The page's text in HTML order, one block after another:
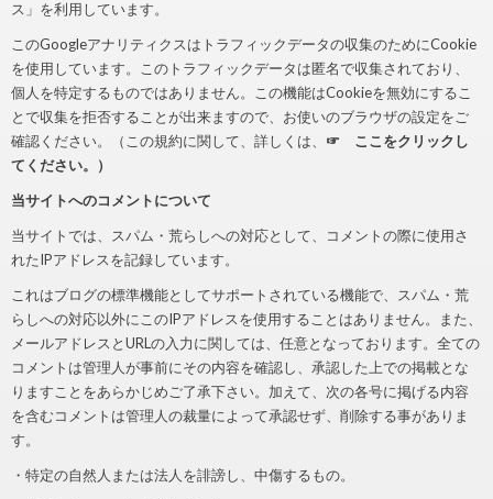
ス」を利用しています。
このGoogleアナリティクスはトラフィックデータの収集のためにCookie
を使用しています。このトラフィックデータは匿名で収集されており、
個人を特定するものではありません。この機能はCookieを無効にするこ
とで収集を拒否することが出来ますので、お使いのブラウザの設定をご
確認ください。（この規約に関して、詳しくは、 ☞ ここをクリックし
てください。）
当サイトへのコメントについて
当サイトでは、スパム・荒らしへの対応として、コメントの際に使用さ
れたIPアドレスを記録しています。
これはブログの標準機能としてサポートされている機能で、スパム・荒
らしへの対応以外にこのIPアドレスを使用することはありません。また、
メールアドレスとURLの入力に関しては、任意となっております。全ての
コメントは管理人が事前にその内容を確認し、承認した上での掲載とな
りますことをあらかじめご了承下さい。加えて、次の各号に掲げる内容
を含むコメントは管理人の裁量によって承認せず、削除する事がありま
す。
・特定の自然人または法人を誹謗し、中傷するもの。